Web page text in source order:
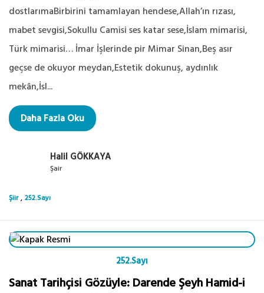
dostlarımaBirbirini tamamlayan hendese,Allah’ın rızası,
mabet sevgisi,Sokullu Camisi ses katar sese,İslam mimarisi,
Türk mimarisi… İmar İşlerinde pir Mimar Sinan,Beş asır
geçse de okuyor meydan,Estetik dokunuş, aydınlık
mekân,İsl...
Daha Fazla Oku
Halil GÖKKAYA
Şair
Şiir , 252.Sayı
252.Sayı
Sanat Tarihçisi Gözüyle: Darende Şeyh Hamid-i